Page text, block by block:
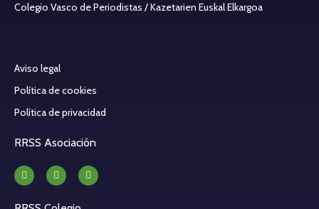
Colegio Vasco de Periodistas / Kazetarien Euskal Elkargoa
Aviso legal
Política de cookies
Política de privacidad
RRSS Asociación